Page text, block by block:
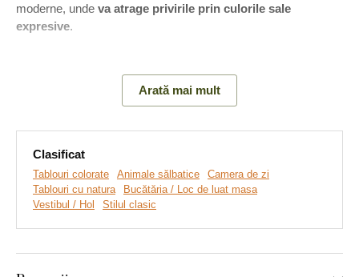
moderne, unde va atrage privirile prin culorile sale
expresive.
păsărilor evidențiază frumusețea individualității în orice decor.
Arată mai mult
Clasificat
Tablouri colorate Animale sălbatice
Camera de zi
Tablouri cu natura
Bucătăria / Loc de luat masa
Vestibul / Hol
Stilul clasic